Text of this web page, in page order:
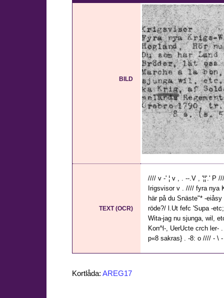
BILD
TEXT (OCR)
//// v -' ¦ v , . --.V , '¦¦'.' P
Irigsvisor v . //// fyra nya
här på du Snäste"* -
röde?/ l.Ut fefc 'Supa -
Wita-jag nu sjunga, wil,
Kon^l-, UerUcte crch ler-
p«8 sakras} . -8: o //// - \
Kortlåda: AREG17